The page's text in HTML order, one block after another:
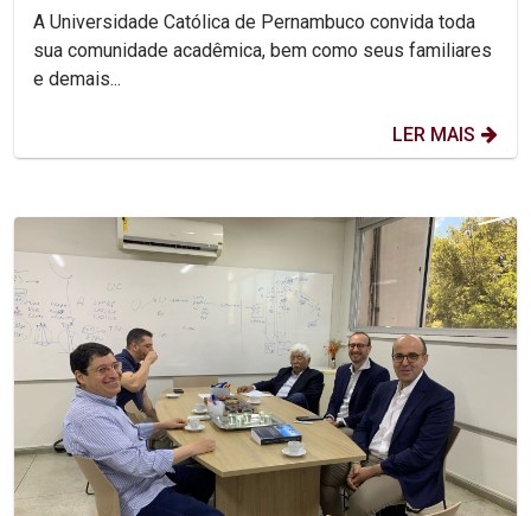
A Universidade Católica de Pernambuco convida toda
sua comunidade acadêmica, bem como seus familiares
e demais...
LER MAIS